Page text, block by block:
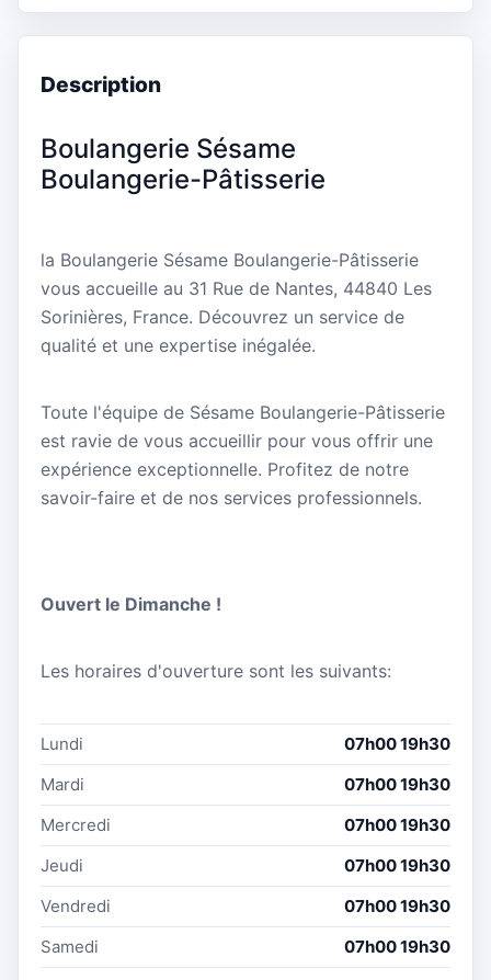
Description
Boulangerie Sésame
Boulangerie-Pâtisserie
la Boulangerie Sésame Boulangerie-Pâtisserie
vous accueille au 31 Rue de Nantes, 44840 Les
Sorinières, France. Découvrez un service de
qualité et une expertise inégalée.
Toute l'équipe de Sésame Boulangerie-Pâtisserie
est ravie de vous accueillir pour vous offrir une
expérience exceptionnelle. Profitez de notre
savoir-faire et de nos services professionnels.
Ouvert le Dimanche !
Les horaires d'ouverture sont les suivants:
Lundi
07h00 19h30
Mardi
07h00 19h30
Mercredi
07h00 19h30
Jeudi
07h00 19h30
Vendredi
07h00 19h30
Samedi
07h00 19h30